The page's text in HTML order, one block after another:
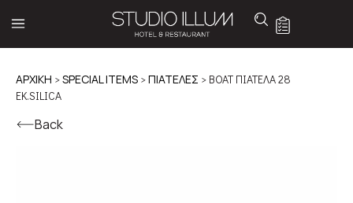
ΑΡΧΙΚΉ >SPECIAL ITEMS >ΠΙΑΤΕΛΕΣ > BOAT ΠΙΑΤΕΛΑ 28
ΕΚ.SILICA
Back